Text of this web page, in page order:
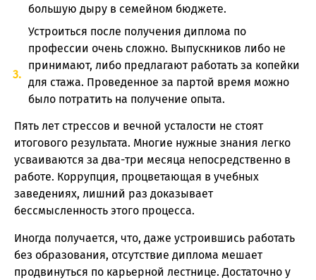
большую дыру в семейном бюджете.
Устроиться после получения диплома по
профессии очень сложно. Выпускников либо не
принимают, либо предлагают работать за копейки
для стажа. Проведенное за партой время можно
было потратить на получение опыта.
Пять лет стрессов и вечной усталости не стоят
итогового результата. Многие нужные знания легко
усваиваются за два-три месяца непосредственно в
работе. Коррупция, процветающая в учебных
заведениях, лишний раз доказывает
бессмысленность этого процесса.
Иногда получается, что, даже устроившись работать
без образования, отсутствие диплома мешает
продвинуться по карьерной лестнице. Достаточно у